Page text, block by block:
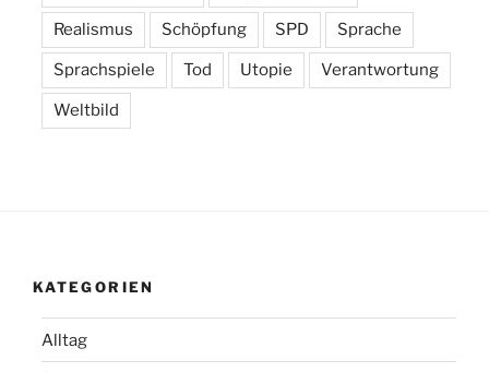
Realismus Schöpfung SPD Sprache
Sprachspiele Tod Utopie Verantwortung
Weltbild
KATEGORIEN
Alltag